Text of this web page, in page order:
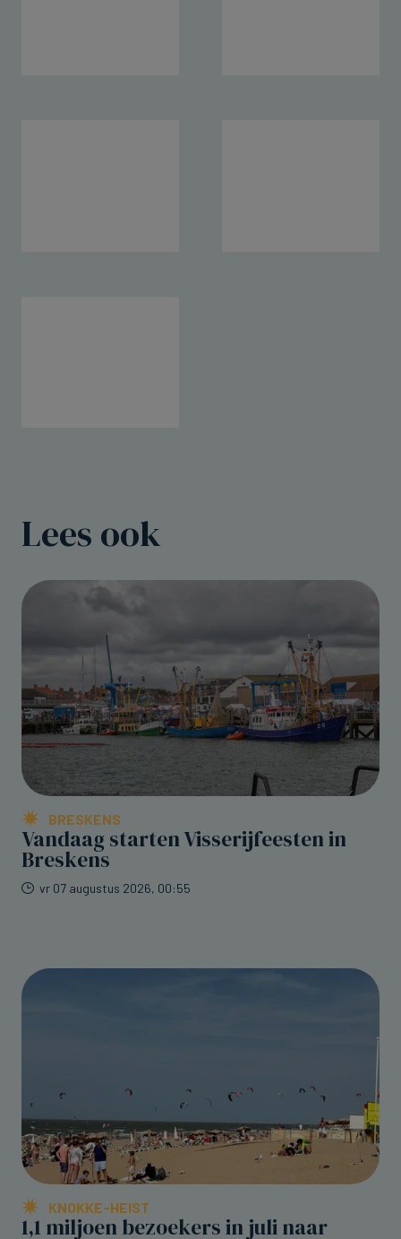
Lees ook
BRESKENS
Vandaag starten Visserijfeesten in
Breskens
vr 07 augustus 2026, 00:55
KNOKKE-HEIST
1,1 miljoen bezoekers in juli naar